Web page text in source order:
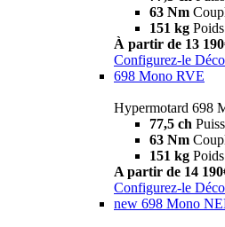
63 Nm
151 kg
À partir de 13
Configurez-le
698 Mono RVE
Hypermotard 698
77,5 ch
63 Nm
151 kg
A partir de 14
Configurez-le
new 698 Mono